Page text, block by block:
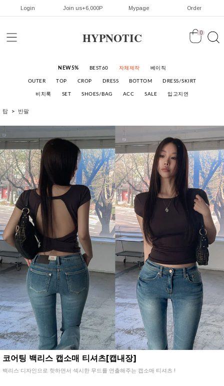
Login Join us+6,000P Mypage Order
HYPNOTIC 0
NEW5% BEST60 자체제작 베이직
OUTER TOP CROP DRESS BOTTOM DRESS/SKIRT
비치룩 SET SHOES/BAG ACC SALE 입고지연
탑 반팔
코어팅 백리스 캡소매 티셔츠[캡내장]
백리스 디자인으로 핫하면서 섹시한 무드를 연출해주는 캡소매 티셔츠 !